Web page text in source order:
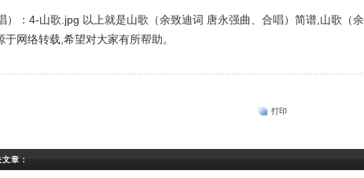
以上就是山歌（余致迪词 唐永强曲、合唱）简谱,山歌（余
网络转载,希望对大家有所帮助。
打印
章：